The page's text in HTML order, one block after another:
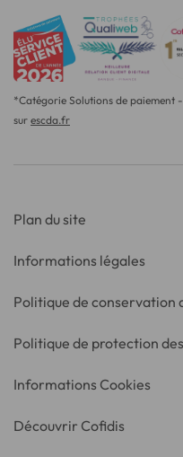
*Catégorie Solutions de paiement
sur escda.fr
Plan du site
Informations légales
Politique de conservation
Politique de protection
Informations Cookies
Découvrir Cofidis